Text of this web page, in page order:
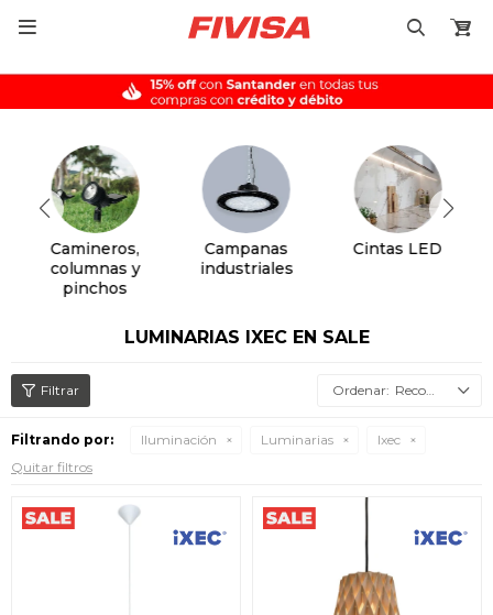

Camineros,
columnas y
pinchos
Campanas
industriales
Cintas LED
LUMINARIAS IXEC EN SALE
Recomendados
Filtrando por: Iluminación Luminarias
Ixec
Quitar filtros